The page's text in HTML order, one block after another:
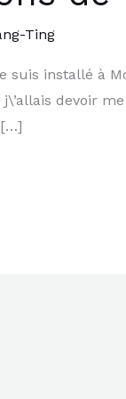
Ting
suis installé à
devoir
[…]